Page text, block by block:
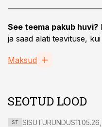
See teema pakub huvi?
ja saad alati teavituse,
Maksud
SEOTUD LOOD
ST SISUTURUNDUS